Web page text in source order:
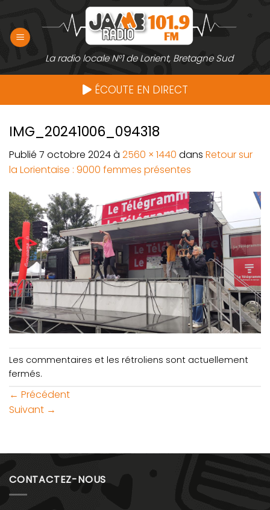
contenu
La radio locale N°1 de Lorient, Bretagne Sud
ÉCOUTE EN DIRECT
IMG_20241006_094318
Publié 7 octobre 2024à 2560 × 1440 dans Retour sur
la Lorientaise : 9000 femmes présentes
Les commentaires et les rétroliens sont actuellement
fermés.
← Précédent
Suivant →
CONTACTEZ-NOUS